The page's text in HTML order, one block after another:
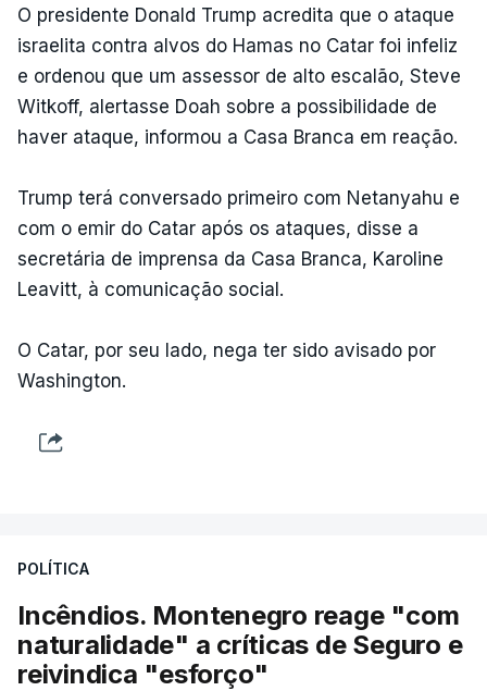
O presidente Donald Trump acredita que o ataque
israelita contra alvos do Hamas no Catar foi infeliz
e ordenou que um assessor de alto escalão, Steve
Witkoff, alertasse Doah sobre a possibilidade de
haver ataque, informou a Casa Branca em reação.
Trump terá conversado primeiro com Netanyahu e
com o emir do Catar após os ataques, disse a
secretária de imprensa da Casa Branca, Karoline
Leavitt, à comunicação social.
O Catar, por seu lado, nega ter sido avisado por
Washington.
POLÍTICA
Incêndios. Montenegro reage "com
naturalidade" a críticas de Seguro e
reivindica "esforço"